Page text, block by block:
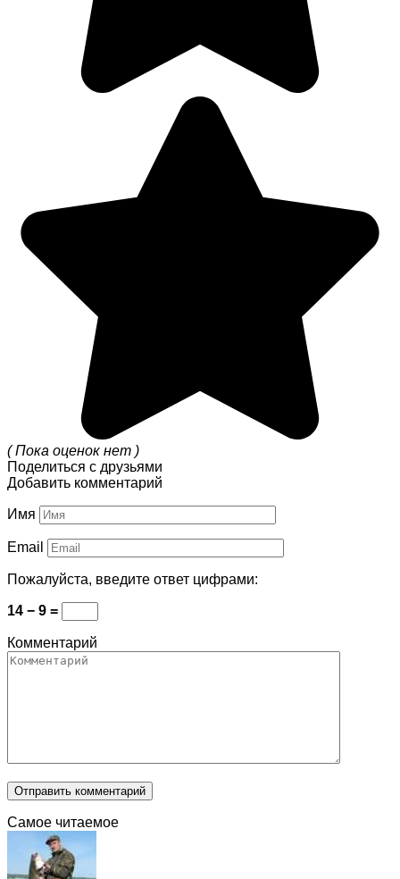
( Пока оценок нет )
Поделиться с друзьями
Добавить комментарий
Имя
Email
Пожалуйста, введите ответ цифрами:
14 − 9 =
Комментарий
Самое читаемое